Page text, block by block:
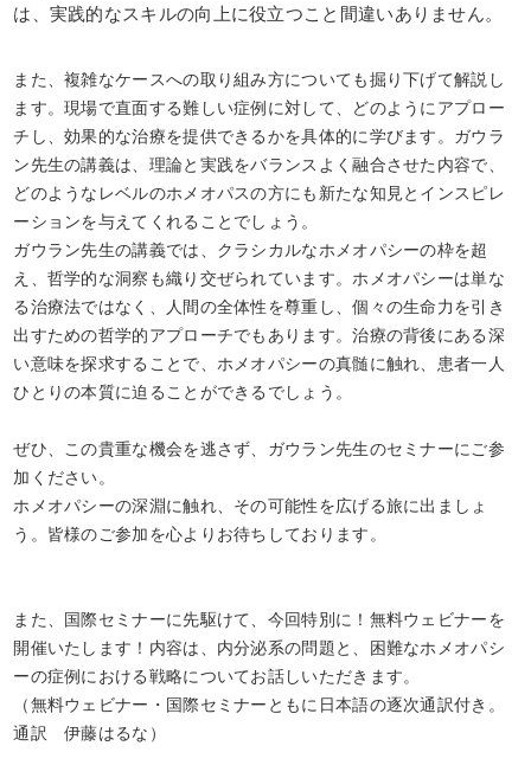
は、実践的なスキルの向上に役立つこと間違いありません。
また、複雑なケースへの取り組み方についても掘り下げて解説し
ます。現場で直面する難しい症例に対して、どのようにアプロー
チし、効果的な治療を提供できるかを具体的に学びます。ガウラ
ン先生の講義は、理論と実践をバランスよく融合させた内容で、
どのようなレベルのホメオパスの方にも新たな知見とインスピレ
ーションを与えてくれることでしょう。
ガウラン先生の講義では、クラシカルなホメオパシーの枠を超
え、哲学的な洞察も織り交ぜられています。ホメオパシーは単な
る治療法ではなく、人間の全体性を尊重し、個々の生命力を引き
出すための哲学的アプローチでもあります。治療の背後にある深
い意味を探求することで、ホメオパシーの真髄に触れ、患者一人
ひとりの本質に迫ることができるでしょう。
ぜひ、この貴重な機会を逃さず、ガウラン先生のセミナーにご参
加ください。
ホメオパシーの深淵に触れ、その可能性を広げる旅に出ましょ
う。皆様のご参加を心よりお待ちしております。
また、国際セミナーに先駆けて、今回特別に！無料ウェビナーを
開催いたします！内容は、内分泌系の問題と、困難なホメオパシ
ーの症例における戦略についてお話しいただきます。
（無料ウェビナー・国際セミナーともに日本語の逐次通訳付き。
通訳 伊藤はるな）